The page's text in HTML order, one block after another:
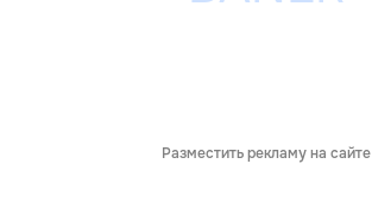
Разместить рекламу на сайте